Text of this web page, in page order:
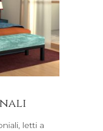
letti a